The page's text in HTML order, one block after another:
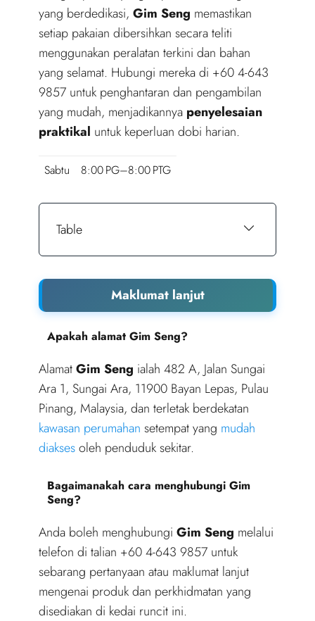
yang berdedikasi, Gim Seng memastikan
setiap pakaian dibersihkan secara teliti
menggunakan peralatan terkini dan bahan
yang selamat. Hubungi mereka di +60 4-643
9857 untuk penghantaran dan pengambilan
yang mudah, menjadikannya penyelesaian
praktikal untuk keperluan dobi harian.
Sabtu 8:00 PG–8:00 PTG
Table
Maklumat lanjut
Apakah alamat Gim Seng?
AlamatGim Seng ialah 482 A, Jalan Sungai
Ara 1, Sungai Ara, 11900 Bayan Lepas, Pulau
Pinang, Malaysia, dan terletak berdekatan
kawasan perumahan setempat yang mudah
diaksesoleh penduduk sekitar.
Bagaimanakah cara menghubungi Gim
Seng?
Anda boleh menghubungi Gim Seng melalui
telefon di talian +60 4-643 9857 untuk
sebarang pertanyaan atau maklumat lanjut
mengenai produk dan perkhidmatan yang
disediakan di kedai runcit ini.